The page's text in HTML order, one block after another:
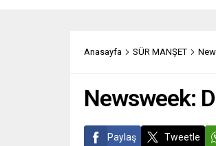
Anasayfa SÜR MANŞET
Newsweek:
Paylaş Tweetle